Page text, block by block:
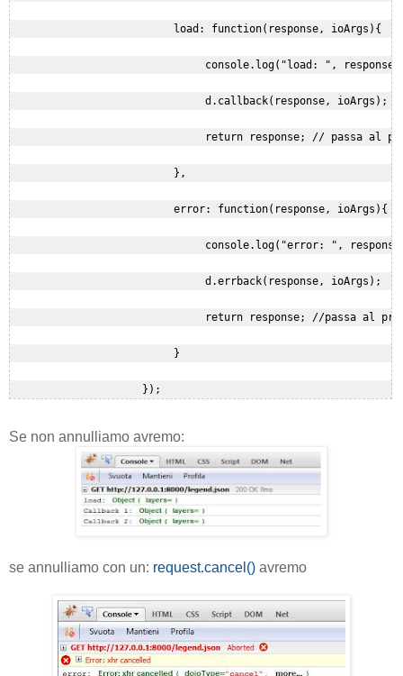
                          load: function(response, ioArgs){
console.log("load: ",
                               d.callback(response, ioArgs);
return response; // passa al
                          },
                          error: function(response, ioArgs){
console.log("error: ",
                               d.errback(response, ioArgs);
return response; //passa al
                          }
Se non annulliamo avremo:
se annulliamo con un: request.cancel() avremo